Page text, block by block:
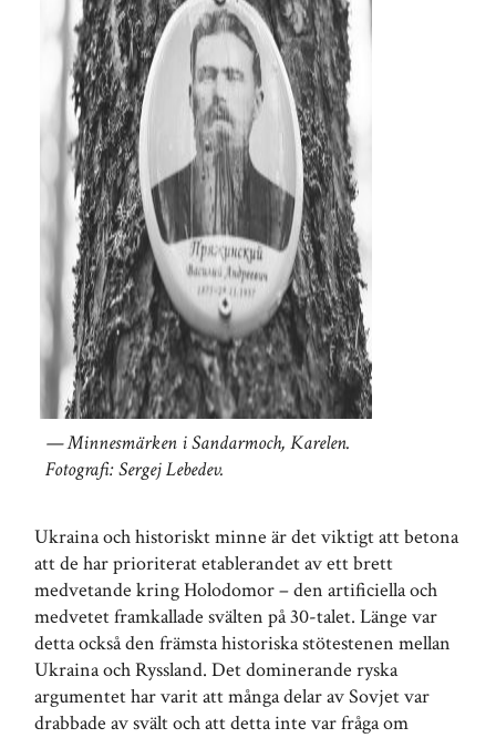
Minnesmärken i Sandarmoch, Karelen.
Fotografi: Sergej Lebedev.
Ukraina och historiskt minne är det viktigt att betona
att de har prioriterat etablerandet av ett brett
medvetande kring Holodomor – den artificiella och
medvetet framkallade svälten på 30-talet. Länge var
detta också den främsta historiska stötestenen mellan
Ukraina och Ryssland. Det dominerande ryska
argumentet har varit att många delar av Sovjet var
drabbade av svält och att detta inte var fråga om